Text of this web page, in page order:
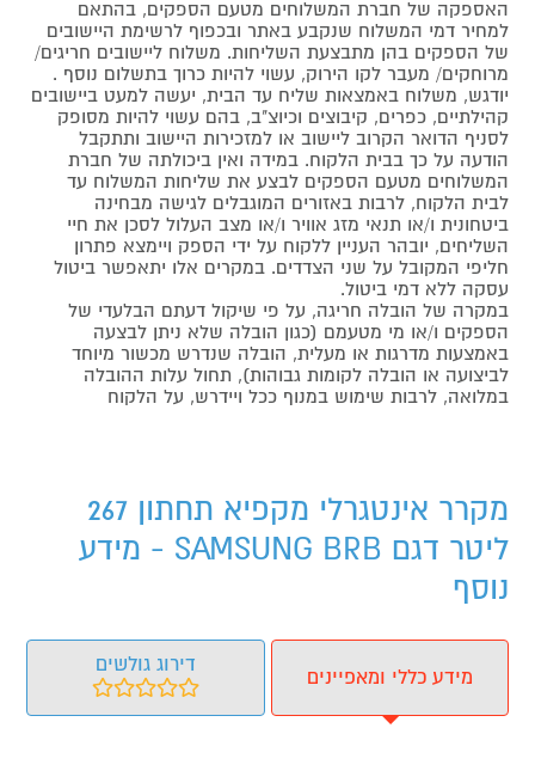
האספקה של חברת המשלוחים מטעם הספקים, בהתאם
למחיר דמי המשלוח שנקבע באתר ובכפוף לרשימת היישובים
של הספקים בהן מתבצעת השליחות. משלוח ליישובים חריגים/
מרוחקים/ מעבר לקו הירוק, עשוי להיות כרוך בתשלום נוסף .
יודגש, משלוח באמצאות שליח עד הבית, יעשה למעט ביישובים
קהילתיים, כפרים, קיבוצים וכיוצ"ב, בהם עשוי להיות מסופק
לסניף הדואר הקרוב ליישוב או למזכירות היישוב ותתקבל
הודעה על כך בבית הלקוח. במידה ואין ביכולתה של חברת
המשלוחים מטעם הספקים לבצע את שליחות המשלוח עד
לבית הלקוח, לרבות באזורים המוגבלים לגישה מבחינה
ביטחונית ו/או תנאי מזג אוויר ו/או מצב העלול לסכן את חיי
השליחים, יובהר העניין ללקוח על ידי הספק ויימצא פתרון
חליפי המקובל על שני הצדדים. במקרים אלו יתאפשר ביטול
עסקה ללא דמי ביטול.
במקרה של הובלה חריגה, על פי שיקול דעתם הבלעדי של
הספקים ו/או מי מטעמם (כגון הובלה שלא ניתן לבצעה
באמצעות מדרגות או מעלית, הובלה שנדרש מכשור מיוחד
לביצועה או הובלה לקומות גבוהות), תחול עלות ההובלה
במלואה, לרבות שימוש במנוף ככל ויידרש, על הלקוח
מקרר אינטגרלי מקפיא תחתון 267
ליטר דגם SAMSUNG BRB - מידע
נוסף
מידע כללי ומאפיינים
דירוג גולשים